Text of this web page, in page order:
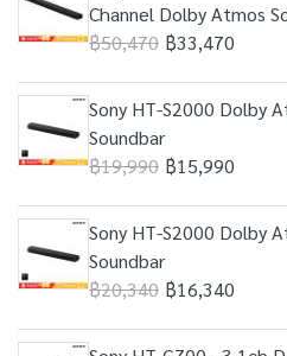
Channel Dolby Atmos
฿50,470 ฿33,470
Sony HT-S2000 Dolby
Soundbar
฿19,990 ฿15,990
Sony HT-S2000 Dolby
Soundbar
฿20,340 ฿16,340